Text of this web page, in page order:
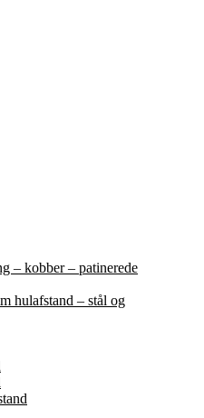
– kobber – patinerede
hulafstand – stål og